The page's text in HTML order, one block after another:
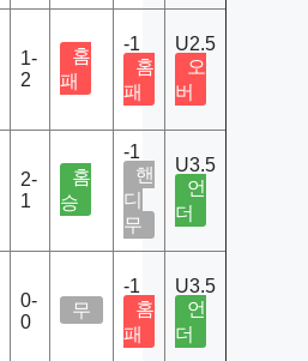
1-
2
홈
패
-1
홈
패
U2.5
오
버
2-
1
홈
승
-1
핸
디
무
U3.5
언
더
0-
0
무
-1
홈
패
U3.5
언
더